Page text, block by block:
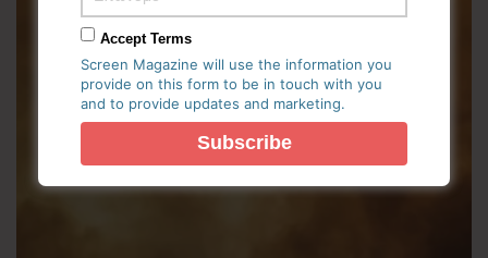
Accept Terms
Screen Magazine will use the information you
provide on this form to be in touch with you
and to provide updates and marketing.